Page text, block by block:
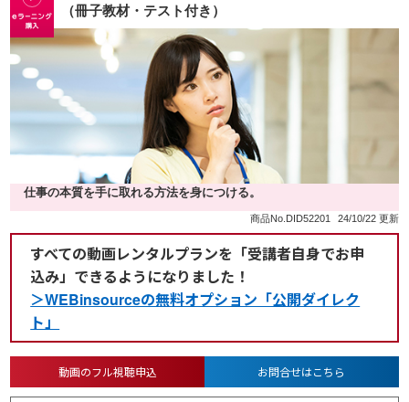
（冊子教材・テスト付き）
仕事の本質を手に取れる方法を身につける。
商品No.DID52201 24/10/22 更新
すべての動画レンタルプランを「受講者自身でお申
込み」できるようになりました！
＞WEBinsourceの無料オプション「公開ダイレク
ト」
動画のフル視聴申込 お問合せはこちら